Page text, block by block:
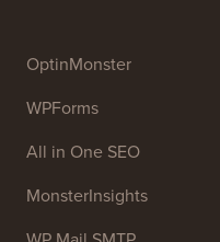
OptinMonster
WPForms
All in One SEO
MonsterInsights